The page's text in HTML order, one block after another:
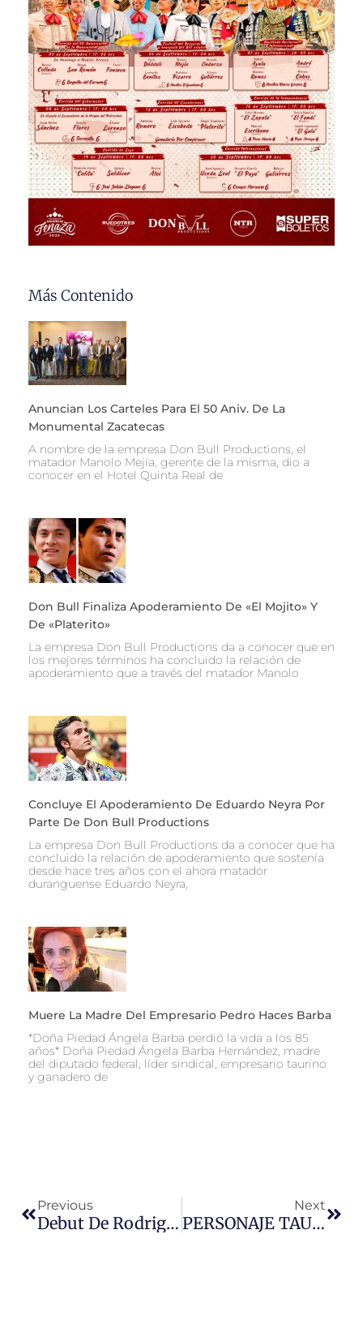
Más Contenido
Anuncian Los Carteles Para El 50 Aniv. De La
Monumental Zacatecas
A nombre de la empresa Don Bull Productions, el
matador Manolo Mejía, gerente de la misma, dio a
conocer en el Hotel Quinta Real de
Don Bull Finaliza Apoderamiento De «El Mojito» Y
De «Platerito»
La empresa Don Bull Productions da a conocer que en
los mejores términos ha concluido la relación de
apoderamiento que a través del matador Manolo
Concluye El Apoderamiento De Eduardo Neyra Por
Parte De Don Bull Productions
La empresa Don Bull Productions da a conocer que ha
concluido la relación de apoderamiento que sostenía
desde hace tres años con el ahora matador
duranguense Eduardo Neyra,
Muere La Madre Del Empresario Pedro Haces Barba
*Doña Piedad Ángela Barba perdió la vida a los 85
años* Doña Piedad Ángela Barba Hernández, madre
del diputado federal, líder sindical, empresario taurino
y ganadero de
Previous
Debut De Rodrigo Santos En Francia
Next
PERSONAJE TAURINO: Manolo Mejía